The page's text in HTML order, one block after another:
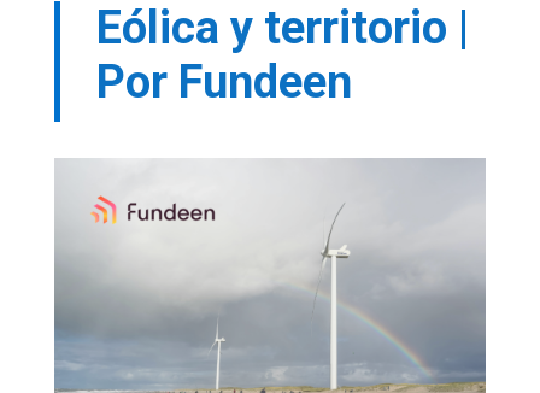
Eólica y territorio |
Por Fundeen